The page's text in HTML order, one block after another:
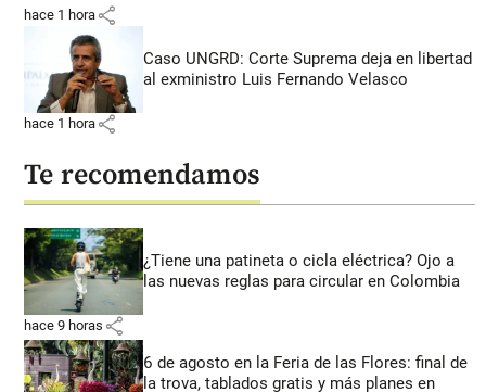
hace 1 hora share
Caso UNGRD: Corte Suprema deja en libertad
al exministro Luis Fernando Velasco
hace 1 hora share
Te recomendamos
¿Tiene una patineta o cicla eléctrica? Ojo a
las nuevas reglas para circular en Colombia
hace 9 horas share
6 de agosto en la Feria de las Flores: final de
la trova, tablados gratis y más planes en